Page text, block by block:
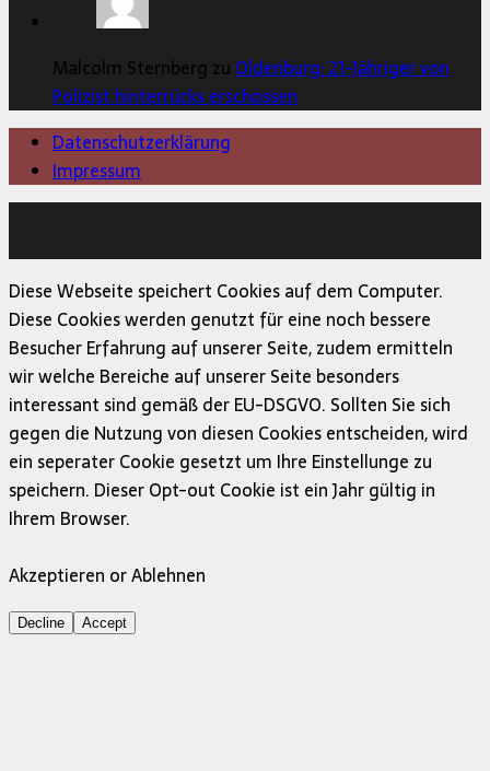
Malcolm Sternberg zu Oldenburg: 21-Jähriger von
Polizist hinterrücks erschossen
Datenschutzerklärung
Impressum
Diese Webseite speichert Cookies auf dem Computer.
Diese Cookies werden genutzt für eine noch bessere
Besucher Erfahrung auf unserer Seite, zudem ermitteln
wir welche Bereiche auf unserer Seite besonders
interessant sind gemäß der EU-DSGVO. Sollten Sie sich
gegen die Nutzung von diesen Cookies entscheiden, wird
ein seperater Cookie gesetzt um Ihre Einstellunge zu
speichern. Dieser Opt-out Cookie ist ein Jahr gültig in
Ihrem Browser.
Akzeptieren or Ablehnen
Decline Accept